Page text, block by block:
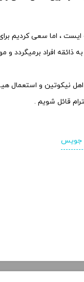
، اما سعی کردیم
به ذائقه افراد
سال هستید یا اگر اهل
قائل شویم .
جویس